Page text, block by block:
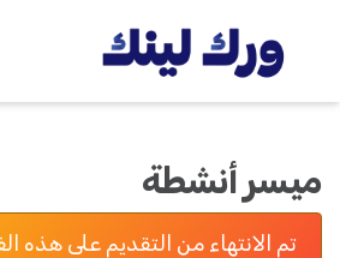
ميسر أنشطة
تم الانتهاء من التقديم على هذه